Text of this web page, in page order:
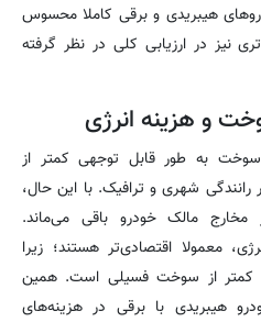
هیبریدی و برقی کاملا محسوس
نیز در ارزیابی کلی در نظر گرفته
به طور قابل توجهی کمتر از
شهری و ترافیک. با این حال،
مالک خودرو باقی می‌ماند.
معمولا اقتصادی‌تر هستند؛ زیرا
کمتر از سوخت فسیلی است. همین
هیبریدی با برقی در هزینه‌های